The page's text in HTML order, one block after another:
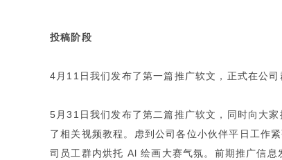
投稿阶段
4月11日我们发布了第一篇推广软文，正式在公司
5月31日我们发布了第二篇推广软文，同时向大
了相关视频教程。虑到公司各位小伙伴平日工作
司员工群内烘托 Al 绘画大赛气氛。前期推广信